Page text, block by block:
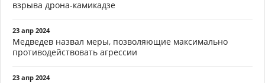
взрыва дрона-камикадзе
23 апр 2024
Медведев назвал меры, позволяющие максимально
противодействовать агрессии
23 апр 2024